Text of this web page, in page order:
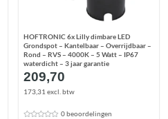
HOFTRONIC 6x Lilly dimbare LED
Grondspot – Kantelbaar – Overrijdbaar –
Rond – RVS – 4000K – 5 Watt – IP67
waterdicht – 3 jaar garantie
209,70
173,31 excl. btw
0 beoordelingen